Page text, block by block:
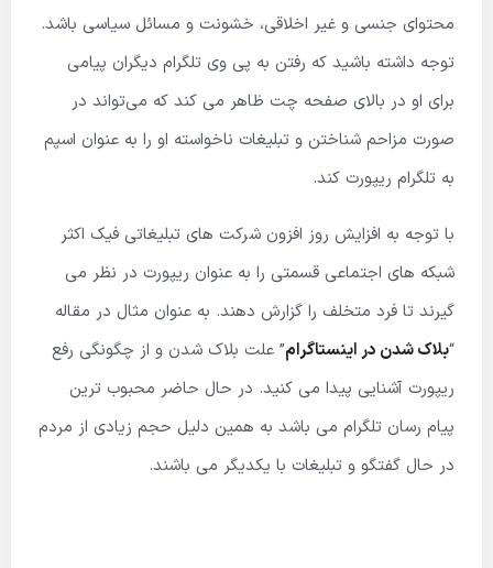
محتوای جنسی و غیر اخلاقی، خشونت و مسائل سیاسی باشد.
توجه داشته باشید که رفتن به پی وی تلگرام دیگران پیامی
برای او در بالای صفحه چت ظاهر می کند که می‌تواند در
صورت مزاحم شناختن و تبلیغات ناخواسته او را به عنوان اسپم
به تلگرام ریپورت کند.
با توجه به افزایش روز افزون شرکت های تبلیغاتی فیک اکثر
شبکه های اجتماعی قسمتی را به‌ عنوان ریپورت در نظر می
گیرند تا فرد متخلف را گزارش دهند. به عنوان مثال در مقاله
“بلاک شدن در اینستاگرام” علت بلاک شدن و از چگونگی رفع
ریپورت آشنایی پیدا می کنید. در حال حاضر محبوب ترین
پیام رسان تلگرام می باشد به همین دلیل حجم زیادی از مردم
در حال گفتگو و تبلیغات با یکدیگر می باشند.